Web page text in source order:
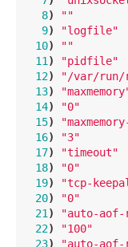
8)
""
9)
"logfile"
10)
""
11 )
"pidfile"
12)
"/var/run/
13)
14)
"0"
15)
16)
"3"
17)
"timeout"
18)
"0"
19)
"tcp-
20)
"0"
21 )
"auto-aof-
22)
"100"
23)
"auto-